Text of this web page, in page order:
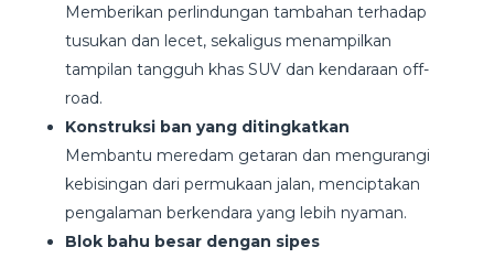
Memberikan perlindungan tambahan terhadap
tusukan dan lecet, sekaligus menampilkan
tampilan tangguh khas SUV dan kendaraan off-
road.
Konstruksi ban yang ditingkatkan
Membantu meredam getaran dan mengurangi
kebisingan dari permukaan jalan, menciptakan
pengalaman berkendara yang lebih nyaman.
Blok bahu besar dengan sipes